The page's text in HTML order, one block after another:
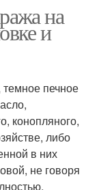
на
и
печное
конопляного,
либо
в них
не говоря